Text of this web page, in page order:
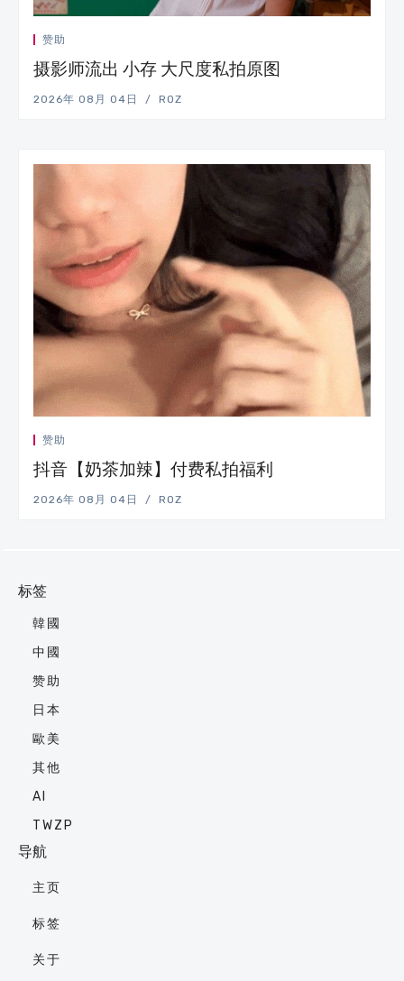
赞助
摄影师流出 小存 大尺度私拍原图
2026年 08月 04日 ROZ
赞助
抖音【奶茶加辣】付费私拍福利
2026年 08月 04日 ROZ
标签
韓國
中國
赞助
日本
歐美
其他
AI
TWZP
导航
主页
标签
关于